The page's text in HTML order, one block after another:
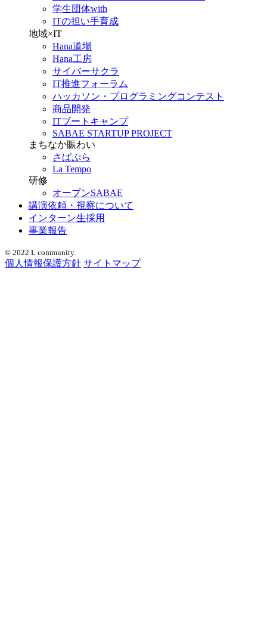
学生団体with
ITの担い手育成
地域×IT
Hana道場
Hana工房
サイバーサクラ
IT推進フォーラム
ハッカソン・プログラミングコンテスト
商品開発
ITブートキャンプ
SABAE STARTUP PROJECT
まちなか賑わい
さばぷら
La Tempo
研修
オープンSABAE
講演依頼・視察について
インターン生採用
事業報告
© 2022 L community.
個人情報保護方針 サイトマップ